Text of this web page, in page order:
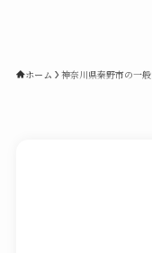
ホーム 神奈川県秦野市の一